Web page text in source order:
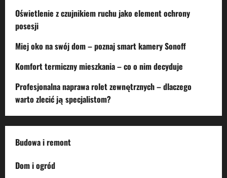
Oświetlenie z czujnikiem ruchu jako element ochrony
posesji
Miej oko na swój dom – poznaj smart kamery Sonoff
Komfort termiczny mieszkania – co o nim decyduje
Profesjonalna naprawa rolet zewnętrznych – dlaczego
warto zlecić ją specjalistom?
Budowa i remont
Dom i ogród